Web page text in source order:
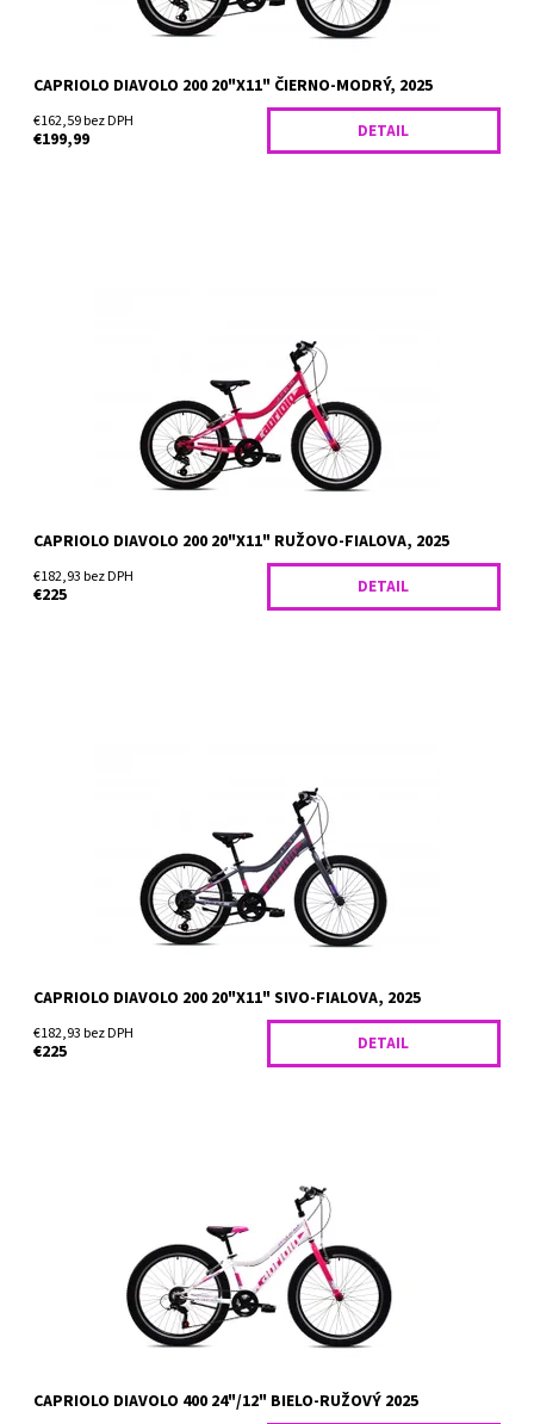
CAPRIOLO DIAVOLO 200 20"X11" ČIERNO-MODRÝ, 2025
€162,59 bez DPH
€199,99 DETAIL
náročnejšieho terénu aj na menej udržiavané cyklotrasy,...
CAPRIOLO DIAVOLO 200 20"X11" RUŽOVO-FIALOVA, 2025
€182,93 bez DPH
€225 DETAIL
náročnejšieho terénu aj na menej udržiavané cyklotrasy,...
CAPRIOLO DIAVOLO 200 20"X11" SIVO-FIALOVA, 2025
€182,93 bez DPH
€225 DETAIL
náročnejšieho terénu aj na menej udržiavané cyklotrasy,...
Skladom
CAPRIOLO DIAVOLO 400 24"/12" BIELO-RUŽOVÝ 2025